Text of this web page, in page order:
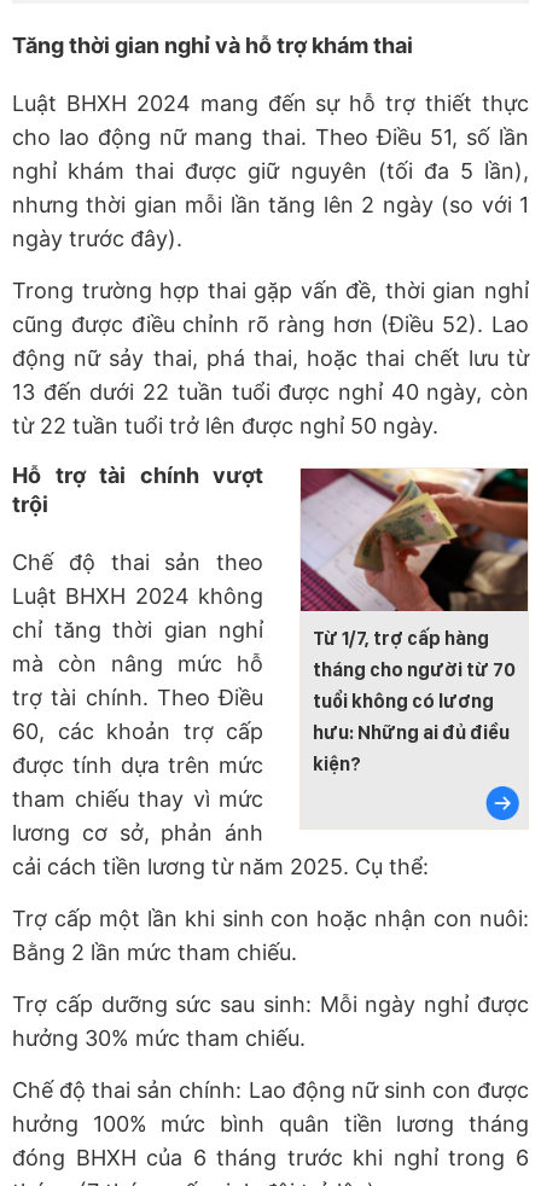
Tăng thời gian nghỉ và hỗ trợ khám thai
Luật BHXH 2024 mang đến sự hỗ trợ thiết thực
cho lao động nữ mang thai. Theo Điều 51, số lần
nghỉ khám thai được giữ nguyên (tối đa 5 lần),
nhưng thời gian mỗi lần tăng lên 2 ngày (so với 1
ngày trước đây).
Trong trường hợp thai gặp vấn đề, thời gian nghỉ
cũng được điều chỉnh rõ ràng hơn (Điều 52). Lao
động nữ sảy thai, phá thai, hoặc thai chết lưu từ
13 đến dưới 22 tuần tuổi được nghỉ 40 ngày, còn
từ 22 tuần tuổi trở lên được nghỉ 50 ngày.
Từ 1/7, trợ cấp hàng
tháng cho người từ 70
tuổi không có lương
hưu: Những ai đủ điều
kiện?
Hỗ trợ tài chính vượt
trội
Chế độ thai sản theo
Luật BHXH 2024 không
chỉ tăng thời gian nghỉ
mà còn nâng mức hỗ
trợ tài chính. Theo Điều
60, các khoản trợ cấp
được tính dựa trên mức
tham chiếu thay vì mức
lương cơ sở, phản ánh
cải cách tiền lương từ năm 2025. Cụ thể:
Trợ cấp một lần khi sinh con hoặc nhận con nuôi:
Bằng 2 lần mức tham chiếu.
Trợ cấp dưỡng sức sau sinh: Mỗi ngày nghỉ được
hưởng 30% mức tham chiếu.
Chế độ thai sản chính: Lao động nữ sinh con được
hưởng 100% mức bình quân tiền lương tháng
đóng BHXH của 6 tháng trước khi nghỉ trong 6